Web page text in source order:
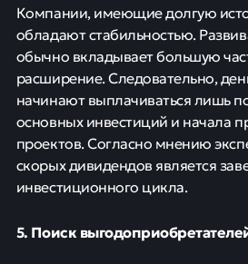
Компании, имеющие долгую
обладают стабильностью.
обычно вкладывает большую
расширение. Следовательно,
начинают выплачиваться лишь
основных инвестиций и начала
проектов. Согласно мнению
скорых дивидендов является
инвестиционного цикла.
5. Поиск